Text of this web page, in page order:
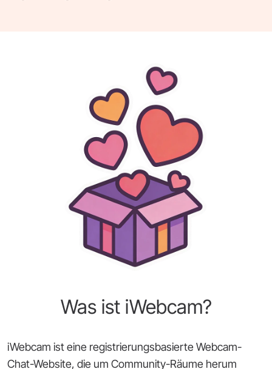
Was ist iWebcam?
iWebcam ist eine registrierungsbasierte Webcam-
Chat-Website, die um Community-Räume herum